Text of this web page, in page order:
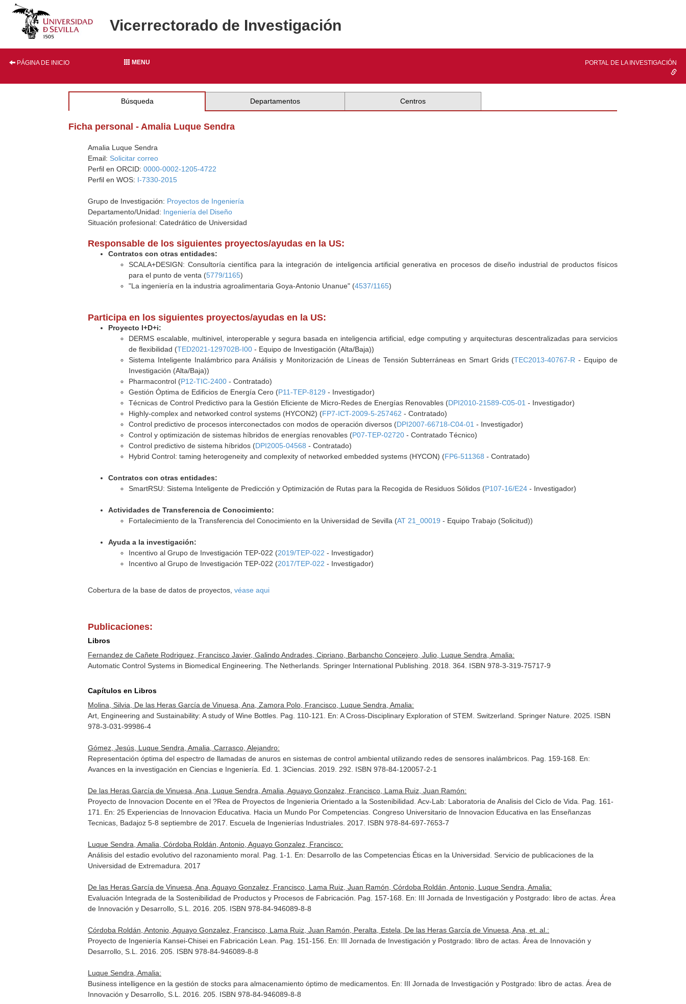
Vicerrectorado de Investigación
PÁGINA DE INICIO MENU PORTAL DE LA INVESTIGACIÓN
Búsqueda Departamentos Centros
Ficha personal - Amalia Luque Sendra
Amalia Luque Sendra
Email: Solicitar correo
Perfil en ORCID:0000-0002-1205-4722
Perfil en WOS: I-7330-2015
Grupo de Investigación: Proyectos de Ingeniería
Departamento/Unidad: Ingeniería del Diseño
Situación profesional: Catedrático de Universidad
Responsable de los siguientes proyectos/ayudas en la US:
Contratos con otras entidades:
SCALA+DESIGN: Consultoría científica para la integración de inteligencia artificial generativa en procesos de diseño industrial de productos físicos
para el punto de venta (5779/1165)
"La ingeniería en la industria agroalimentaria Goya-Antonio Unanue" (4537/1165)
Participa en los siguientes proyectos/ayudas en la US:
Proyecto I+D+i:
DERMS escalable, multinivel, interoperable y segura basada en inteligencia artificial, edge computing y arquitecturas descentralizadas para servicios
de flexibilidad (TED2021-129702B-I00 - Equipo de Investigación (Alta/Baja))
Sistema Inteligente Inalámbrico para Análisis y Monitorización de Líneas de Tensión Subterráneas en Smart Grids (TEC2013-40767-R - Equipo de
Investigación (Alta/Baja))
Pharmacontrol (P12-TIC-2400 - Contratado)
Gestión Óptima de Edificios de Energía Cero (P11-TEP-8129 - Investigador)
Técnicas de Control Predictivo para la Gestión Eficiente de Micro-Redes de Energías Renovables (DPI2010-21589-C05-01 - Investigador)
Highly-complex and networked control systems (HYCON2) (FP7-ICT-2009-5-257462 - Contratado)
Control predictivo de procesos interconectados con modos de operación diversos (DPI2007-66718-C04-01 - Investigador)
Control y optimización de sistemas híbridos de energías renovables (P07-TEP-02720 - Contratado Técnico)
Control predictivo de sistema híbridos (DPI2005-04568 - Contratado)
Hybrid Control: taming heterogeneity and complexity of networked embedded systems (HYCON) (FP6-511368 - Contratado)
Contratos con otras entidades:
SmartRSU: Sistema Inteligente de Predicción y Optimización de Rutas para la Recogida de Residuos Sólidos (P107-16/E24 - Investigador)
Actividades de Transferencia de Conocimiento:
Fortalecimiento de la Transferencia del Conocimiento en la Universidad de Sevilla (AT 21_00019 - Equipo Trabajo (Solicitud))
Ayuda a la investigación:
Incentivo al Grupo de Investigación TEP-022 (2019/TEP-022 - Investigador)
Incentivo al Grupo de Investigación TEP-022 (2017/TEP-022 - Investigador)
Cobertura de la base de datos de proyectos,véase aqui
Publicaciones:
Libros
Fernandez de Cañete Rodriguez, Francisco Javier, Galindo Andrades, Cipriano, Barbancho Concejero, Julio, Luque Sendra, Amalia:
Automatic Control Systems in Biomedical Engineering. The Netherlands. Springer International Publishing. 2018. 364. ISBN 978-3-319-75717-9
Capítulos en Libros
Molina, Silvia, De las Heras García de Vinuesa, Ana, Zamora Polo, Francisco, Luque Sendra, Amalia:
Art, Engineering and Sustainability: A study of Wine Bottles. Pag. 110-121. En: A Cross-Disciplinary Exploration of STEM . Switzerland. Springer Nature. 2025. ISBN
978-3-031-99986-4
Gómez, Jesús, Luque Sendra, Amalia, Carrasco, Alejandro:
Representación óptima del espectro de llamadas de anuros en sistemas de control ambiental utilizando redes de sensores inalámbricos. Pag. 159-168. En:
Avances en la investigación en Ciencias e Ingeniería . Ed. 1. 3Ciencias. 2019. 292. ISBN 978-84-120057-2-1
De las Heras García de Vinuesa, Ana, Luque Sendra, Amalia, Aguayo Gonzalez, Francisco, Lama Ruiz, Juan Ramón:
Proyecto de Innovacion Docente en el ?Rea de Proyectos de Ingenieria Orientado a la Sostenibilidad. Acv-Lab: Laboratoria de Analisis del Ciclo de Vida. Pag. 161-
171. En: 25 Experiencias de Innovacion Educativa. Hacia un Mundo Por Competencias . Congreso Universitario de Innovacion Educativa en las Enseñanzas
Tecnicas, Badajoz 5-8 septiembre de 2017. Escuela de Ingenierías Industriales. 2017. ISBN 978-84-697-7653-7
Luque Sendra, Amalia, Córdoba Roldán, Antonio, Aguayo Gonzalez, Francisco:
Análisis del estadio evolutivo del razonamiento moral. Pag. 1-1. En: Desarrollo de las Competencias Éticas en la Universidad . Servicio de publicaciones de la
Universidad de Extremadura. 2017
De las Heras García de Vinuesa, Ana, Aguayo Gonzalez, Francisco, Lama Ruiz, Juan Ramón, Córdoba Roldán, Antonio, Luque Sendra, Amalia:
Evaluación Integrada de la Sostenibilidad de Productos y Procesos de Fabricación. Pag. 157-168. En: III Jornada de Investigación y Postgrado: libro de actas . Área
de Innovación y Desarrollo, S.L. 2016. 205. ISBN 978-84-946089-8-8
Córdoba Roldán, Antonio, Aguayo Gonzalez, Francisco, Lama Ruiz, Juan Ramón, Peralta, Estela, De las Heras García de Vinuesa, Ana, et. al.:
Proyecto de Ingeniería Kansei-Chisei en Fabricación Lean. Pag. 151-156. En: III Jornada de Investigación y Postgrado: libro de actas . Área de Innovación y
Desarrollo, S.L. 2016. 205. ISBN 978-84-946089-8-8
Luque Sendra, Amalia:
Business intelligence en la gestión de stocks para almacenamiento óptimo de medicamentos. En: III Jornada de Investigación y Postgrado: libro de actas . Área de
Innovación y Desarrollo, S.L. 2016. 205. ISBN 978-84-946089-8-8